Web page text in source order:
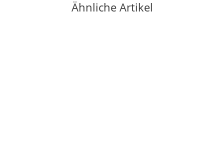
Ähnliche Artikel